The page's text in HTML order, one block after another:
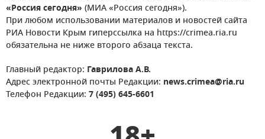
«Россия сегодня» (МИА «Россия сегодня»).
При любом использовании материалов и новостей сайта
РИА Новости Крым гиперссылка на https://crimea.ria.ru
обязательна не ниже второго абзаца текста.
Главный редактор: Гаврилова А.В.
Адрес электронной почты Редакции: news.crimea@ria.ru
Телефон Редакции: 7 (495) 645-6601